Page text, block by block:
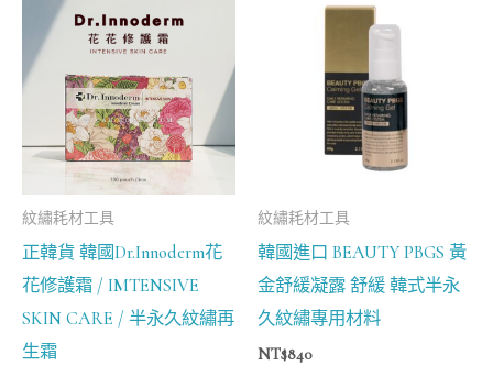
紋繡耗材工具
正韓貨 韓國Dr.Innoderm花
花修護霜 / IMTENSIVE
SKIN CARE / 半永久紋繡再
生霜
格
範
圍：
NT$200
到
NT$700
紋繡耗材工具
韓國進口 BEAUTY PBGS 黃
金舒緩凝露 舒緩 韓式半永
久紋繡專用材料
NT$840